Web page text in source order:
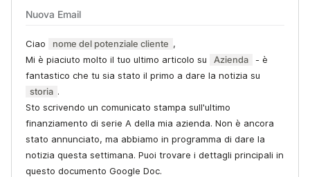
Nuova Email
Ciao nome del potenziale cliente ,
Mi è piaciuto molto il tuo ultimo articolo su
Azienda
- è
fantastico che tu sia stato il primo a dare la notizia su
storia .
Sto scrivendo un comunicato stampa sull'ultimo
finanziamento di serie A della mia azienda. Non è ancora
stato annunciato, ma abbiamo in programma di dare la
notizia questa settimana. Puoi trovare i dettagli principali in
questo documento Google Doc.